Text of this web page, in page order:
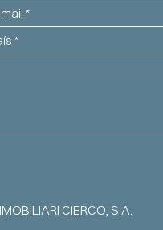
CIERCO, S.A.